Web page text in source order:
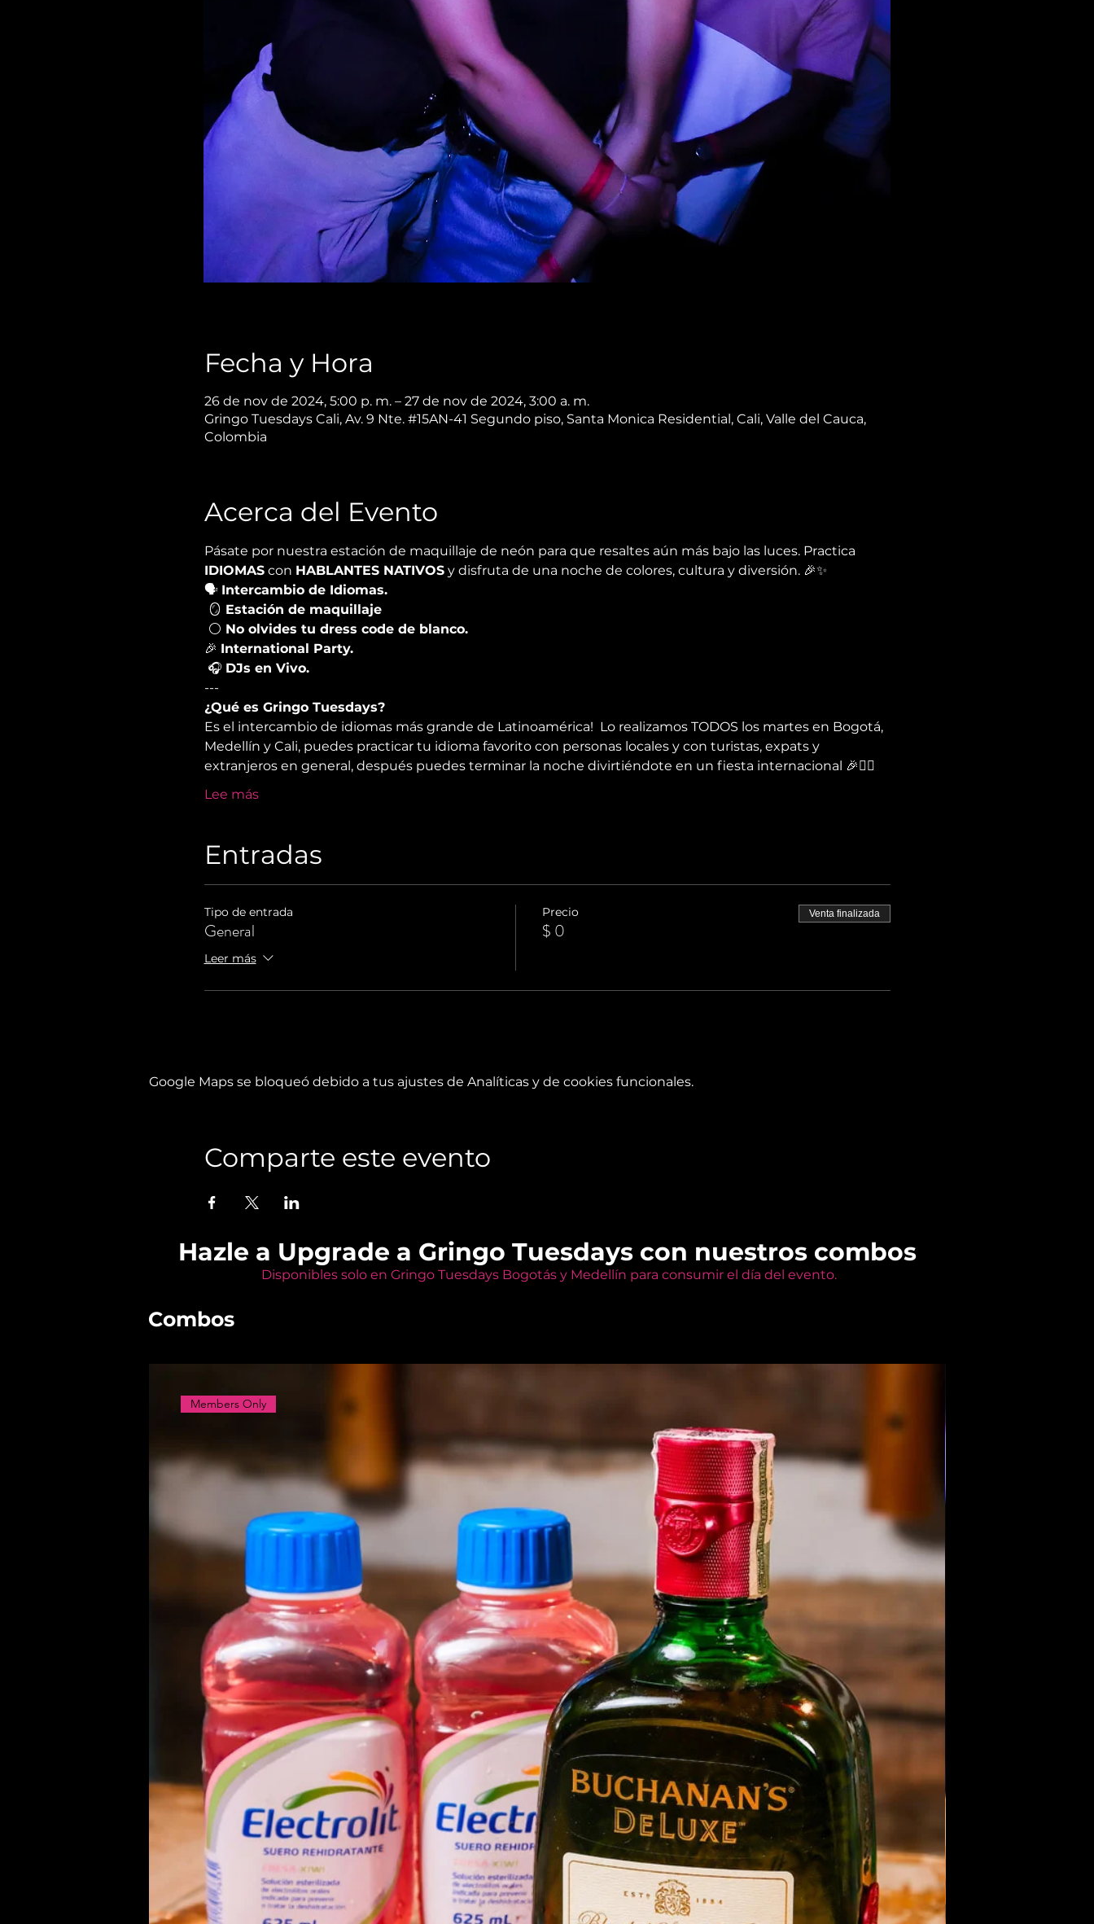
Fecha y Hora
26 de nov de 2024, 5:00 p. m. – 27 de nov de 2024, 3:00 a. m.
Gringo Tuesdays Cali, Av. 9 Nte. #15AN-41 Segundo piso, Santa Monica Residential, Cali, Valle del Cauca,
Colombia
Acerca del Evento
Pásate por nuestra estación de maquillaje de neón para que resaltes aún más bajo las luces. Practica
IDIOMAS con HABLANTES NATIVOS y disfruta de una noche de colores, cultura y diversión. 🎉✨
🗣 Intercambio de Idiomas.
🪞 Estación de maquillaje
⚪️ No olvides tu dress code de blanco.
🎉 International Party.
🎧 DJs en Vivo.
---
¿Qué es Gringo Tuesdays?
Es el intercambio de idiomas más grande de Latinoamérica!  Lo realizamos TODOS los martes en Bogotá,
Medellín y Cali, puedes practicar tu idioma favorito con personas locales y con turistas, expats y
extranjeros en general, después puedes terminar la noche divirtiéndote en un fiesta internacional 🎉✌🏻️
Lee más
Entradas
Tipo de entrada
General
Leer más
Precio
$ 0
Venta finalizada
Google Maps se bloqueó debido a tus ajustes de Analíticas y de cookies funcionales.
Comparte este evento
Hazle a Upgrade a Gringo Tuesdays con nuestros combos
Disponibles solo en Gringo Tuesdays Bogotás y Medellín para consumir el día del evento.
Combos
Members Only